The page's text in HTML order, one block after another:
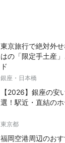
東京旅行で絶対外
はの「限定手土産
ド
銀座・日本橋
【2026】銀座の安
選！駅近・直結の
東京都
福岡空港周辺のお